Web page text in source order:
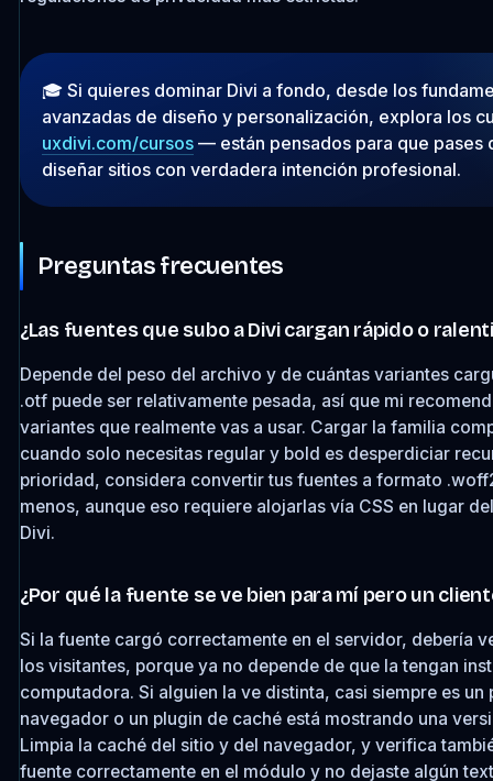
🎓 Si quieres dominar Divi a fondo, desde los
avanzadas de diseño y personalización, explora los
uxdivi.com/cursos— están pensados para que pases
diseñar sitios con verdadera intención profesional.
Preguntas frecuentes
¿Las fuentes que subo a Divi cargan rápido o
Depende del peso del archivo y de cuántas variantes
.otf puede ser relativamente pesada, así que mi
variantes que realmente vas a usar. Cargar la familia
cuando solo necesitas regular y bold es desperdiciar
prioridad, considera convertir tus fuentes a formato
menos, aunque eso requiere alojarlas vía CSS en lugar
Divi.
¿Por qué la fuente se ve bien para mí pero un
Si la fuente cargó correctamente en el servidor, debería
los visitantes, porque ya no depende de que la tengan
computadora. Si alguien la ve distinta, casi siempre es un
navegador o un plugin de caché está mostrando una
Limpia la caché del sitio y del navegador, y verifica
fuente correctamente en el módulo y no dejaste algún